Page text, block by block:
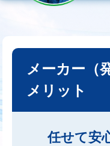
メーカー（
メリット
任せて安